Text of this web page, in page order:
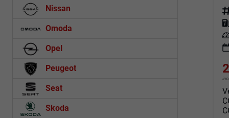
Nissan
Omoda
Opel
Peugeot
Seat
Skoda